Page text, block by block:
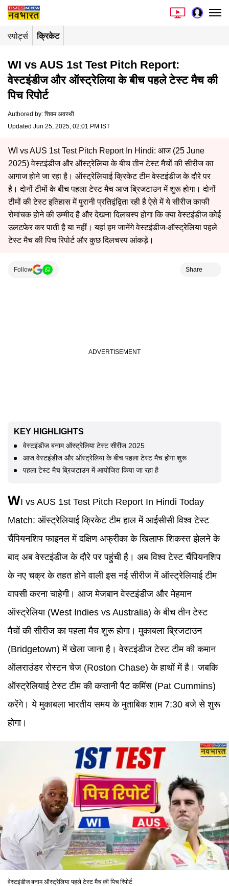
स्पोर्ट्स क्रिकेट
WI vs AUS 1st Test Pitch Report:
वेस्टइंडीज और ऑस्ट्रेलिया के बीच पहले टेस्ट मैच की
पिच रिपोर्ट
Authored by: शिवम अवस्थी
Updated Jun 25, 2025, 02:01 PM IST
WI vs AUS 1st Test Pitch Report In Hindi: आज (25 June
2025) वेस्टइंडीज और ऑस्ट्रेलिया के बीच तीन टेस्ट मैचों की सीरीज का
आगाज होने जा रहा है। ऑस्ट्रेलियाई क्रिकेट टीम वेस्टइंडीज के दौरे पर
है। दोनों टीमों के बीच पहला टेस्ट मैच आज ब्रिजटाउन में शुरू होगा। दोनों
टीमों की टेस्ट इतिहास में पुरानी प्रतिद्वंद्विता रही है ऐसे में ये सीरीज काफी
रोमांचक होने की उम्मीद है और देखना दिलचस्प होगा कि क्या वेस्टइंडीज कोई
उलटफेर कर पाती है या नहीं। यहां हम जानेंगे वेस्टइंडीज-ऑस्ट्रेलिया पहले
टेस्ट मैच की पिच रिपोर्ट और कुछ दिलचस्प आंकड़े।
Follow Share
KEY HIGHLIGHTS
वेस्टइंडीज बनाम ऑस्ट्रेलिया टेस्ट सीरीज 2025
आज वेस्टइंडीज और ऑस्ट्रेलिया के बीच पहला टेस्ट मैच होगा शुरू
पहला टेस्ट मैच ब्रिजटाउन में आयोजित किया जा रहा है
WI vs AUS 1st Test Pitch Report In Hindi Today
Match: ऑस्ट्रेलियाई क्रिकेट टीम हाल में आईसीसी विश्व टेस्ट
चैंपियनशिप फाइनल में दक्षिण अफ्रीका के खिलाफ शिकस्त झेलने के
बाद अब वेस्टइंडीज के दौरे पर पहुंची है। अब विश्व टेस्ट चैंपियनशिप
के नए चक्र के तहत होने वाली इस नई सीरीज में ऑस्ट्रेलियाई टीम
वापसी करना चाहेगी। आज मेजबान वेस्टइंडीज और मेहमान
ऑस्ट्रेलिया (West Indies vs Australia) के बीच तीन टेस्ट
मैचों की सीरीज का पहला मैच शुरू होगा। मुकाबला ब्रिजटाउन
(Bridgetown) में खेला जाना है। वेस्टइंडीज टेस्ट टीम की कमान
ऑलराउंडर रोस्टन चेज (Roston Chase) के हाथों में है। जबकि
ऑस्ट्रेलियाई टेस्ट टीम की कप्तानी पैट कमिंस (Pat Cummins)
करेंगे। ये मुकाबला भारतीय समय के मुताबिक शाम 7:30 बजे से शुरू
होगा।
वेस्टइंडीज बनाम ऑस्ट्रेलिया पहले टेस्ट मैच की पिच रिपोर्ट